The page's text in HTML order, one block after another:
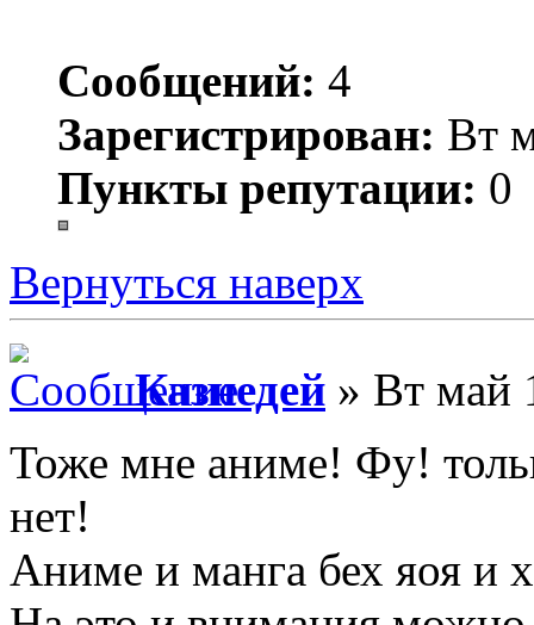
Сообщений: 4
Зарегистрирован: Вт
Пункты репутации: 0
Вернуться наверх
Казнедей » Вт май
Тоже мне аниме! Фу!
нет!
Аниме и манга бех яоя и